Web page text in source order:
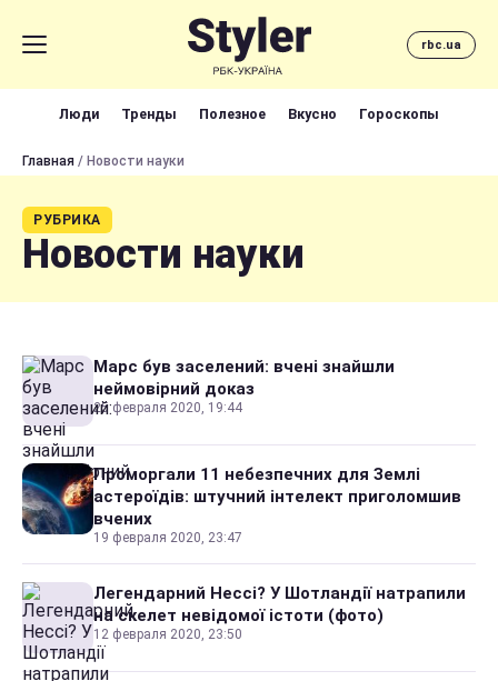
rbc.ua
Люди Тренды Полезное Вкусно Гороскопы
Главная / Новости науки
РУБРИКА
Новости науки
Марс був заселений: вчені знайшли
неймовірний доказ
25 февраля 2020, 19:44
Проморгали 11 небезпечних для Землі
астероїдів: штучний інтелект приголомшив
вчених
19 февраля 2020, 23:47
Легендарний Нессі? У Шотландії натрапили
на скелет невідомої істоти (фото)
12 февраля 2020, 23:50